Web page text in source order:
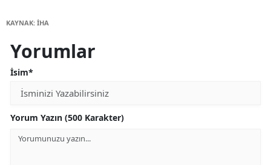
KAYNAK: İHA
Yorumlar
İsim*
Yorum Yazın (500 Karakter)